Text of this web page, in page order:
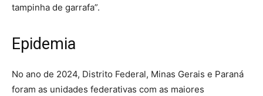
tampinha de garrafa”.
Epidemia
No ano de 2024, Distrito Federal, Minas Gerais e Paraná
foram as unidades federativas com as maiores